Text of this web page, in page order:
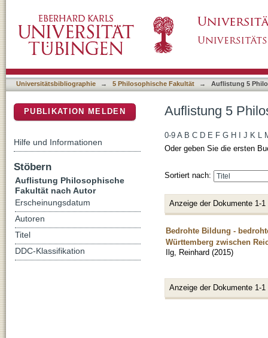
Universitätsbibliographie → 5 Philosophische Fakultät → Auflistung 5
Auflistung 5
0-9 A B C D E F G H J K L
Oder geben Sie die ersten
Sortiert nach:
Anzeige der Dokumente 1-1
Bedrohte Bildung -
Württemberg zwischen
Ilg, Reinhard (2015)
Anzeige der Dokumente 1-1
PUBLIKATION MELDEN
Hilfe und Informationen
Stöbern
Auflistung Philosophische
Fakultät nach Autor
Erscheinungsdatum
Autoren
Titel
DDC-Klassifikation